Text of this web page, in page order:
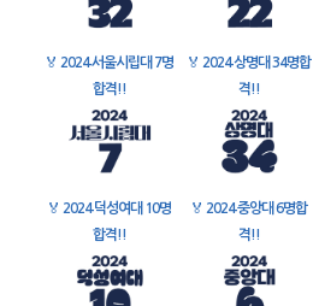
🏅 2024 서울시립대 7명
합격!!
🏅 2024 상명대 34명합
격!!
🏅 2024 덕성여대 10명
합격!!
🏅 2024 중앙대 6명합
격!!